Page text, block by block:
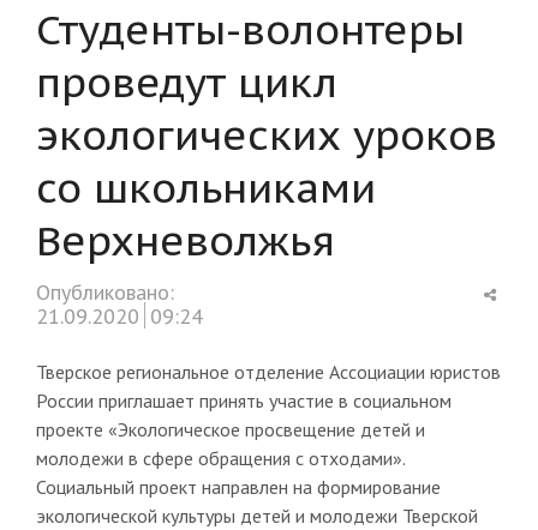
Студенты-волонтеры
проведут цикл
экологических уроков
со школьниками
Верхневолжья
Опубликовано:
21.09.2020 09:24
Тверское региональное отделение Ассоциации юристов
России приглашает принять участие в социальном
проекте «Экологическое просвещение детей и
молодежи в сфере обращения с отходами».
Социальный проект направлен на формирование
экологической культуры детей и молодежи Тверской